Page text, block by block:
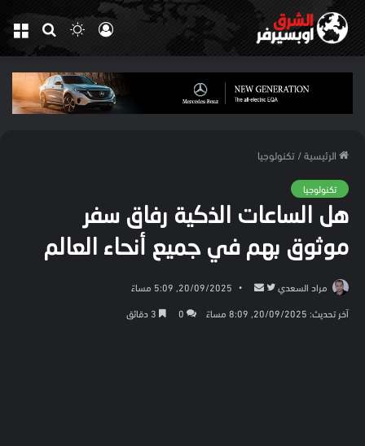
بحث
عن
الوضع
المظلم
تسجيل
الدخول
الرئيسية/ تكنولوجيا
تكنولوجيا
هل الساعات الذكية رفاق سفر
موثوق بهم في جميع أنحاء العالم
مراد السعدي
تابعأرسل 20/09/2025, 5:09 مساءً
آخر تحديث: 20/09/2025, 8:09 مساءً
0